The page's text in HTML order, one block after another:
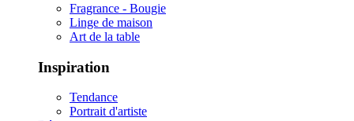
Fragrance - Bougie
Linge de maison
Art de la table
Inspiration
Tendance
Portrait d'artiste